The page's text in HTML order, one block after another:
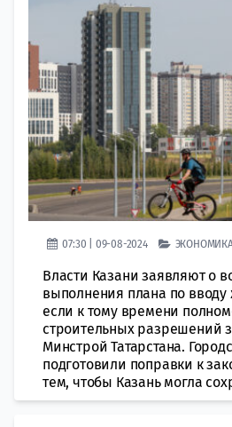
07:30 | 09-08-2024
Власти Казани заявляют о
выполнения плана по вводу
если к тому времени
строительных разрешений
Минстрой Татарстана.
подготовили поправки к
тем, чтобы Казань могла